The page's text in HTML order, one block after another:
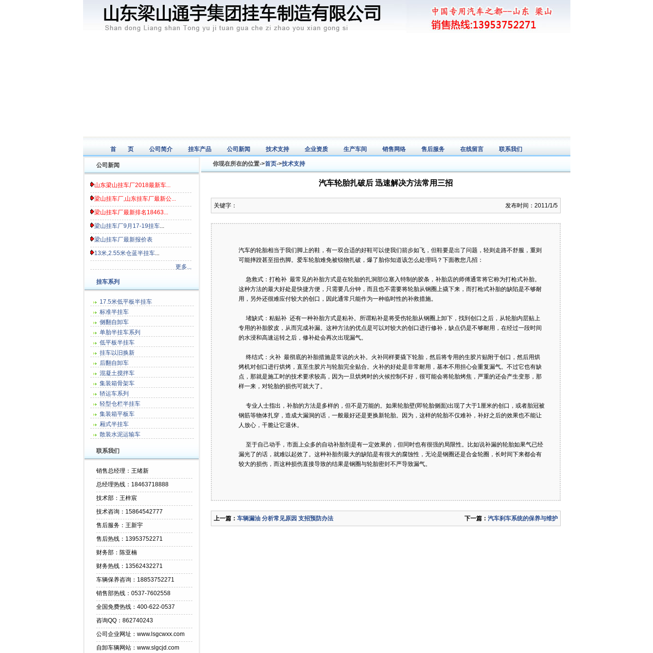
首 页 公司简介 挂车产品 公司新闻 技术支持 企业资质 生产车间 销售网络 售后服务 在线留言 联系我们
你现在所在的位置->首页->技术支持
汽车轮胎扎破后 迅速解决方法常用三招
关键字： 发布时间：2011/1/5
汽车的轮胎相当于我们脚上的鞋，有一双合适的好鞋可以使我们箭步如飞，但鞋要是出了问题，轻则走路不舒服，重则
可能摔跤甚至扭伤脚。爱车轮胎难免被锐物扎破，爆了胎你知道该怎么处理吗？下面教您几招：
急救式：打枪补 最常见的补胎方式是在轮胎的扎洞部位塞入特制的胶条，补胎店的师傅通常将它称为打枪式补胎。
这种方法的最大好处是快捷方便，只需要几分钟，而且也不需要将轮胎从钢圈上撬下来，而打枪式补胎的缺陷是不够耐
用，另外还很难应付较大的创口，因此通常只能作为一种临时性的补救措施。
堵缺式：粘贴补 还有一种补胎方式是粘补。所谓粘补是将受伤轮胎从钢圈上卸下，找到创口之后，从轮胎内层贴上
专用的补胎胶皮，从而完成补漏。这种方法的优点是可以对较大的创口进行修补，缺点仍是不够耐用，在经过一段时间
的水浸和高速运转之后，修补处会再次出现漏气。
终结式：火补 最彻底的补胎措施是常说的火补。火补同样要撬下轮胎，然后将专用的生胶片贴附于创口，然后用烘
烤机对创口进行烘烤，直至生胶片与轮胎完全贴合。火补的好处是非常耐用，基本不用担心会重复漏气。不过它也有缺
点，那就是施工时的技术要求较高，因为一旦烘烤时的火候控制不好，很可能会将轮胎烤焦，严重的还会产生变形，那
样一来，对轮胎的损伤可就大了。
专业人士指出，补胎的方法是多样的，但不是万能的。如果轮胎壁(即轮胎侧面)出现了大于1厘米的创口，或者胎冠被
钢筋等物体扎穿，造成大漏洞的话，一般最好还是更换新轮胎。因为，这样的轮胎不仅难补，补好之后的效果也不能让
人放心，干脆让它退休。
至于自己动手，市面上众多的自动补胎剂是有一定效果的，但同时也有很强的局限性。比如说补漏的轮胎如果气已经
漏光了的话，就难以起效了。这种补胎剂最大的缺陷是有很大的腐蚀性，无论是钢圈还是合金轮圈，长时间下来都会有
较大的损伤，而这种损伤直接导致的结果是钢圈与轮胎密封不严导致漏气。
上一篇： 车辆漏油 分析常见原因 支招预防办法 下一篇： 汽车刹车系统的保养与维护
公司新闻
山东梁山挂车厂2018最新车...
梁山挂车厂,山东挂车厂最新公...
梁山挂车厂最新排名18463...
梁山挂车厂9月17-19挂车...
梁山挂车厂最新报价表
13米,2.55米仓蓝半挂车...
更多...
挂车系列
17.5米低平板半挂车
标准半挂车
侧翻自卸车
单胎半挂车系列
低平板半挂车
挂车以旧换新
后翻自卸车
混凝土搅拌车
集装箱骨架车
轿运车系列
轻型仓栏半挂车
集装箱平板车
厢式半挂车
散装水泥运输车
联系我们
销售总经理：王绪新
总经理热线：18463718888
技术部：王梓宸
技术咨询：15864542777
售后服务：王新宇
售后热线：13953752271
财务部：陈亚楠
财务热线：13562432271
车辆保养咨询：18853752271
销售部热线：0537-7602558
全国免费热线：400-622-0537
咨询QQ：862740243
公司企业网址：www.lsgcwxx.com
自卸车辆网站：www.slgcjd.com